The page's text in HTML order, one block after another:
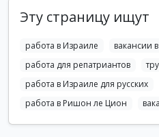
Эту страницу ищут
работа в Израиле
вакансии
работа для репатриантов
работа в Израиле для русских
работа в Ришон ле Цион